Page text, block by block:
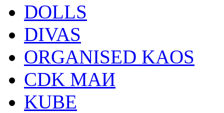
DOLLS
DIVAS
ORGANISED KAOS
CDK МАИ
KUBE